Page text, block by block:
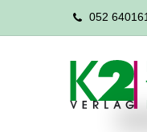
052